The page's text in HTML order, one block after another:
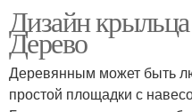
Дизайн крыльца
Дерево
Деревянным может быть
простой площадки с